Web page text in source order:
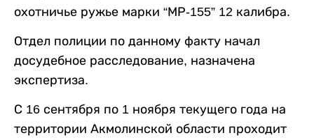
охотничье ружье марки “МР-155” 12 калибра.
Отдел полиции по данному факту начал
досудебное расследование, назначена
экспертиза.
С 16 сентября по 1 ноября текущего года на
территории Акмолинской области проходит